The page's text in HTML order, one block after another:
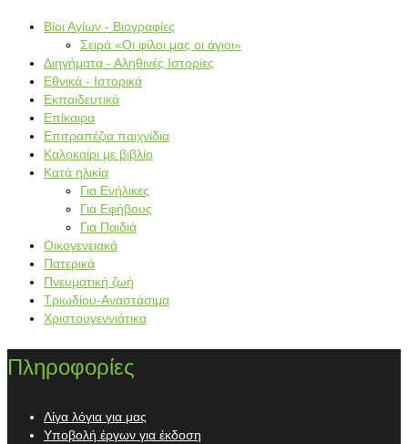
Βίοι Αγίων - Βιογραφίες
Σειρά «Οι φίλοι μας οι άγιοι»
Διηγήματα - Αληθινές Ιστορίες
Εθνικά - Ιστορικά
Εκπαιδευτικά
Επίκαιρα
Επιτραπέζια παιχνίδια
Καλοκαίρι με βιβλίο
Κατά ηλικία
Για Ενήλικες
Για Εφήβους
Για Παιδιά
Οικογενειακά
Πατερικά
Πνευματική ζωή
Τριωδίου-Αναστάσιμα
Χριστουγεννιάτικα
Πληροφορίες
Λίγα λόγια για μας
Υποβολή έργων για έκδοση